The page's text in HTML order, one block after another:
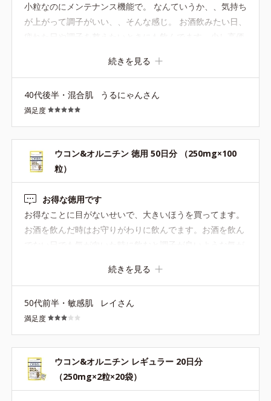
小粒なのにメンテナンス機能で。 なんていうか、、気持ち
が上がって調子がいい、、そんな感じ。 お酒飲みたい日、
疲れた日や調子を整えたいときにも飲んでます。少し高価
てるし、飲みやすいし、体調サポートのために、お徳用で
リピートしました！これはお気に入り。
続きを見る
40代後半・混合肌 うるにゃんさん
満足度
ウコン&オルニチン 徳用 50日分 （250mg×100
粒）
お得な徳用です
お得なことに目がないせいで、大きいほうを買ってます。
お酒を飲んだ時はお守りがわりに飲んでます。お酒を飲ん
でない日でも気が向いた時に飲むと調子が良いような気が
続きを見る
50代前半・敏感肌 レイさん
満足度
ウコン&オルニチン レギュラー 20日分
（250mg×2粒×20袋）